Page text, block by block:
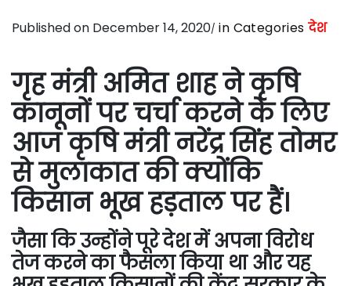
Published on December 14, 2020 in Categories देश
गृह मंत्री अमित शाह ने कृषि
कानूनों पर चर्चा करने के लिए
आज कृषि मंत्री नरेंद्र सिंह तोमर
से मुलाकात की क्योंकि
किसान भूख हड़ताल पर हैं।
जैसा कि उन्होंने पूरे देश में अपना विरोध
तेज करने का फैसला किया था और यह